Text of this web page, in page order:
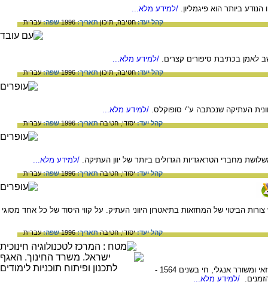
ביותר הוא פיגמליון. /למידע מלא...
קהל יעד:חטיבה,תיכוןתאריך:1996 שפה:עברית
לאמן בכתיבת סיפורים קצרים. /למידע מלא...
קהל יעד:חטיבה,תיכוןתאריך:1996 שפה:עברית
העתיקה שנכתבה ע"י סופוקלס. /למידע מלא...
קהל יעד:יסודי,חטיבהתאריך:1996 שפה:עברית
מחברי הטראגדיות הגדולים ביותר של יוון העתיקה. /למידע מלא...
קהל יעד:יסודי,חטיבהתאריך:1996 שפה:עברית
הביטוי של המחזאות בתיאטרון היווני העתיק. על קווי היסוד של כל אחד מסוגי
קהל יעד:יסודי,חטיבהתאריך:1996 שפה:עברית
ויליאם שקספיר (William Shakespeare), מחזאי ומשורר אנגלי, חי בשנים 1564 -
/למידע מלא...